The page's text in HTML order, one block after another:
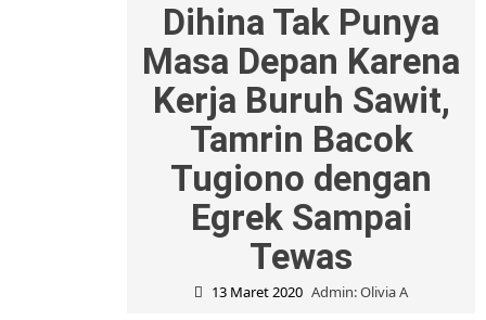
Dihina Tak Punya
Masa Depan Karena
Kerja Buruh Sawit,
Tamrin Bacok
Tugiono dengan
Egrek Sampai
Tewas
13 Maret 2020 Admin: Olivia A